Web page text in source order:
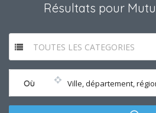
Résultats pour
TOUTES LES CATEGORIES
Où Ville, département,